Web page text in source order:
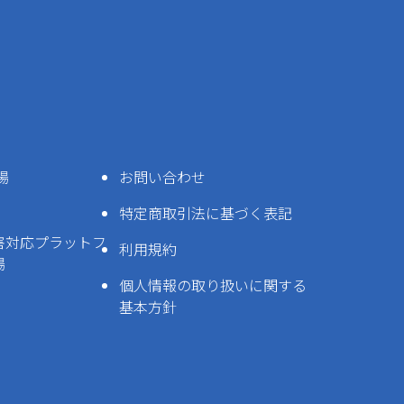
応プラットフ
お問い合わせ
特定商取引法に基づく表記
利用規約
個人情報の取り扱いに関する
基本方針